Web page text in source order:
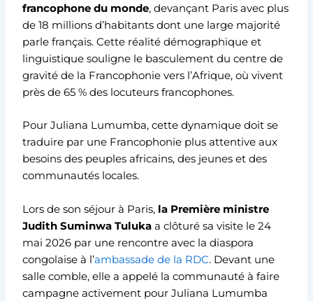
francophone du monde, devançant Paris avec plus
de 18 millions d’habitants dont une large majorité
parle français. Cette réalité démographique et
linguistique souligne le basculement du centre de
gravité de la Francophonie vers l’Afrique, où vivent
près de 65 % des locuteurs francophones.
Pour Juliana Lumumba, cette dynamique doit se
traduire par une Francophonie plus attentive aux
besoins des peuples africains, des jeunes et des
communautés locales.
Lors de son séjour à Paris, la Première ministre
Judith Suminwa Tuluka a clôturé sa visite le 24
mai 2026 par une rencontre avec la diaspora
congolaise à l’ambassade de la RDC. Devant une
salle comble, elle a appelé la communauté à faire
campagne activement pour Juliana Lumumba